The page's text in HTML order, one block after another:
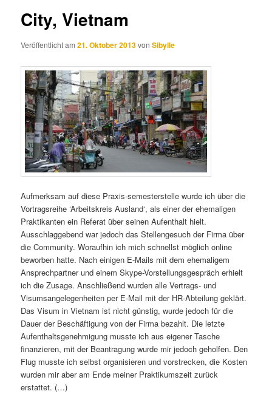
City, Vietnam
Veröffentlicht am21. Oktober 2013vonSibylle
Aufmerksam auf diese Praxis-semesterstelle wurde ich über die
Vortragsreihe ‘Arbeitskreis Ausland‘, als einer der ehemaligen
Praktikanten ein Referat über seinen Aufenthalt hielt.
Ausschlaggebend war jedoch das Stellengesuch der Firma über
die Community. Woraufhin ich mich schnellst möglich online
beworben hatte. Nach einigen E-Mails mit dem ehemaligem
Ansprechpartner und einem Skype-Vorstellungsgespräch erhielt
ich die Zusage. Anschließend wurden alle Vertrags- und
Visumsangelegenheiten per E-Mail mit der HR-Abteilung geklärt.
Das Visum in Vietnam ist nicht günstig, wurde jedoch für die
Dauer der Beschäftigung von der Firma bezahlt. Die letzte
Aufenthaltsgenehmigung musste ich aus eigener Tasche
finanzieren, mit der Beantragung wurde mir jedoch geholfen. Den
Flug musste ich selbst organisieren und vorstrecken, die Kosten
wurden mir aber am Ende meiner Praktikumszeit zurück
erstattet. (…)